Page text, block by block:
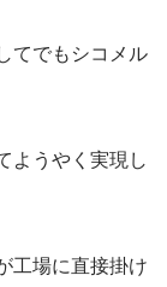
てでもシコメル
ようやく実現し
工場に直接掛け